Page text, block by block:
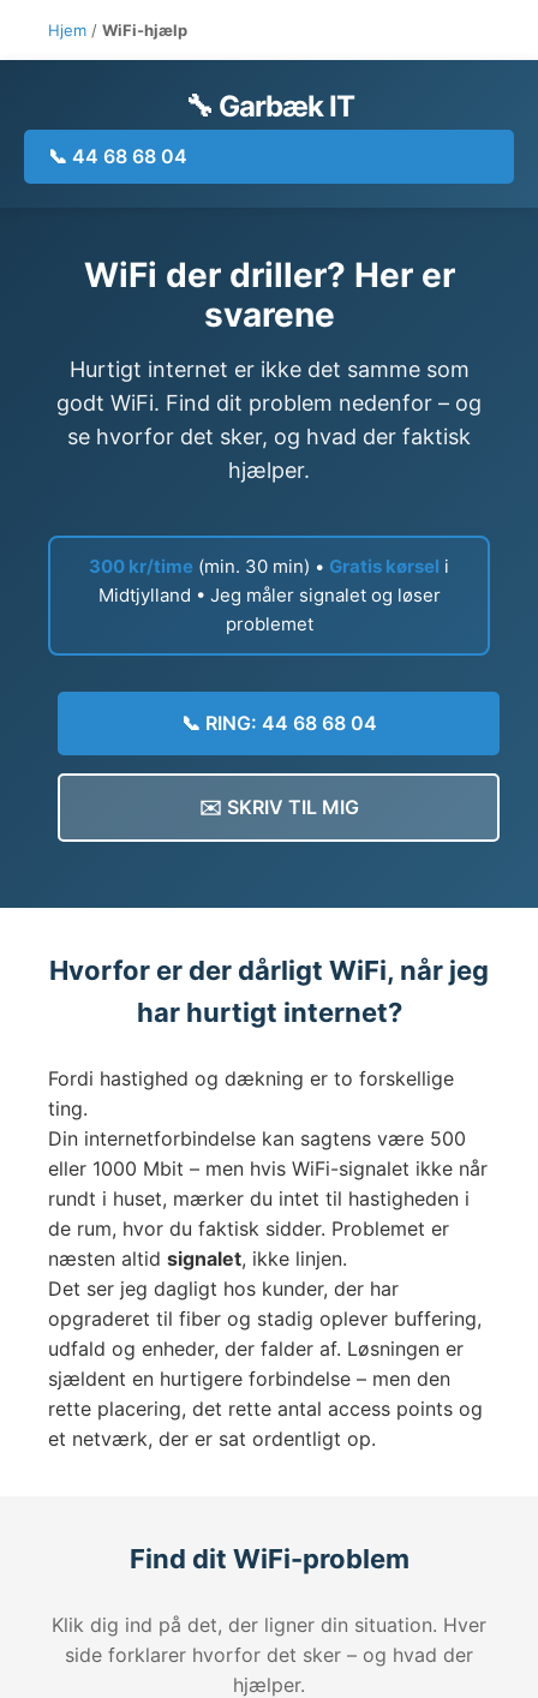
Hjem / WiFi-hjælp
🔧 Garbæk IT
📞 44 68 68 04
WiFi der driller? Her er
svarene
Hurtigt internet er ikke det samme som
godt WiFi. Find dit problem nedenfor – og
se hvorfor det sker, og hvad der faktisk
hjælper.
300 kr/time (min. 30 min) • Gratis kørsel i
Midtjylland • Jeg måler signalet og løser
problemet
📞 RING: 44 68 68 04
✉️ SKRIV TIL MIG
Hvorfor er der dårligt WiFi, når jeg
har hurtigt internet?
Fordi hastighed og dækning er to forskellige
ting.
Din internetforbindelse kan sagtens være 500
eller 1000 Mbit – men hvis WiFi-signalet ikke når
rundt i huset, mærker du intet til hastigheden i
de rum, hvor du faktisk sidder. Problemet er
næsten altid signalet, ikke linjen.
Det ser jeg dagligt hos kunder, der har
opgraderet til fiber og stadig oplever buffering,
udfald og enheder, der falder af. Løsningen er
sjældent en hurtigere forbindelse – men den
rette placering, det rette antal access points og
et netværk, der er sat ordentligt op.
Find dit WiFi-problem
Klik dig ind på det, der ligner din situation. Hver
side forklarer hvorfor det sker – og hvad der
hjælper.